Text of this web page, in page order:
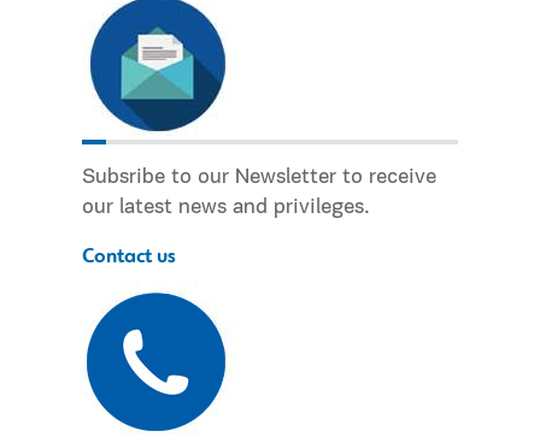
Subsribe to our Newsletter to receive
our latest news and privileges.
Contact us